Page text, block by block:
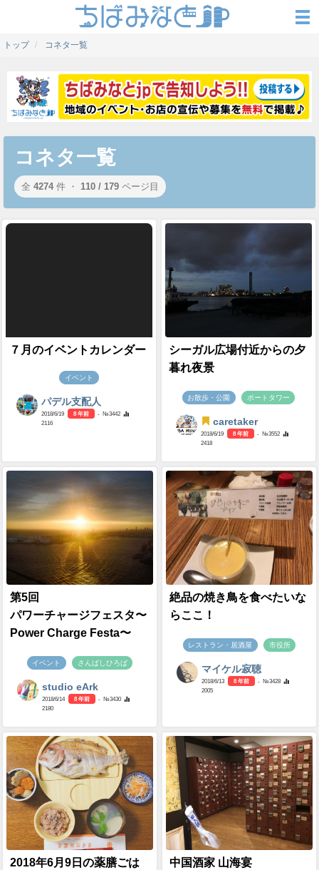
トップ コネタ一覧
コネタ一覧
全 4274 件 ・ 110 / 179 ページ目
７月のイベントカレンダー
イベント
パデル支配人
2018/6/19 8 年前
- №3442
2116
シーガル広場付近からの夕
暮れ夜景
お散歩・公園 ポートタワー
caretaker
2018/6/19 8 年前
- №3552
2418
第5回
パワーチャージフェスタ〜
Power Charge Festa〜
イベント さんばしひろば
studio eArk
2018/6/14 8 年前
- №3430
2180
絶品の焼き鳥を食べたいな
らここ！
レストラン・居酒屋 市役所
マイケル寂聴
2018/6/13 8 年前
- №3428
2005
2018年6月9日の薬膳ごは
中国酒家 山海宴